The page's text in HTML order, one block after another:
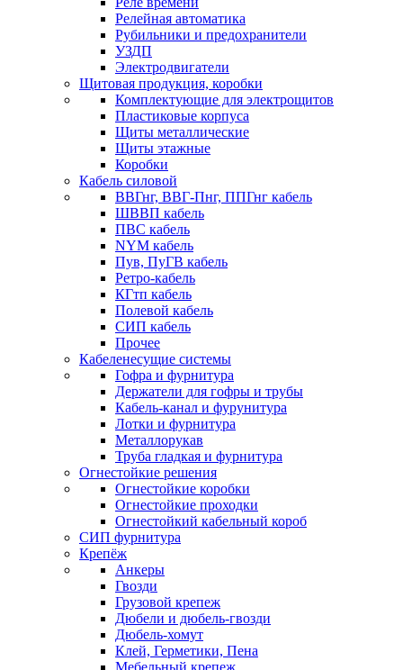
Релейная автоматика
Рубильники и предохранители
УЗДП
Электродвигатели
Щитовая продукция, коробки
Комплектующие для электрощитов
Пластиковые корпуса
Щиты металлические
Щиты этажные
Коробки
Кабель силовой
ВВГнг, ВВГ-Пнг, ППГнг кабель
ШВВП кабель
ПВС кабель
NYM кабель
Пув, ПуГВ кабель
Ретро-кабель
КГтп кабель
Полевой кабель
СИП кабель
Прочее
Кабеленесущие системы
Гофра и фурнитура
Держатели для гофры и трубы
Кабель-канал и фурунитура
Лотки и фурнитура
Металлорукав
Труба гладкая и фурнитура
Огнестойкие решения
Огнестойкие коробки
Огнестойкие проходки
Огнестойкий кабельный короб
СИП фурнитура
Крепёж
Анкеры
Гвозди
Грузовой крепеж
Дюбели и дюбель-гвозди
Дюбель-хомут
Клей, Герметики, Пена
Мебельный крепеж